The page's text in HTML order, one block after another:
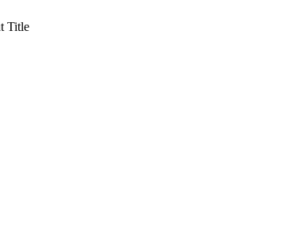
Title